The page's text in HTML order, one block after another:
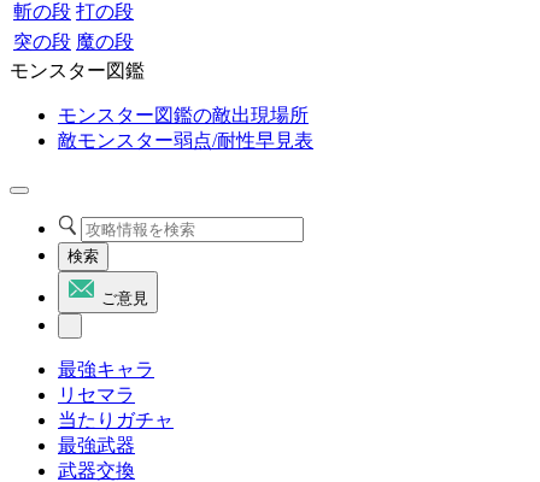
斬の段 打の段
突の段 魔の段
モンスター図鑑
モンスター図鑑の敵出現場所
敵モンスター弱点/耐性早見表
検索
ご意見
最強キャラ
リセマラ
当たりガチャ
最強武器
武器交換